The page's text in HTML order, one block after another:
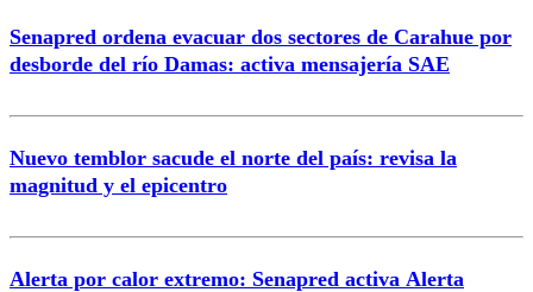
Correo
Senapred ordena evacuar dos sectores de Carahue por
desborde del río Damas: activa mensajería SAE
Nuevo temblor sacude el norte del país: revisa la
magnitud y el epicentro
Alerta por calor extremo: Senapred activa Alerta